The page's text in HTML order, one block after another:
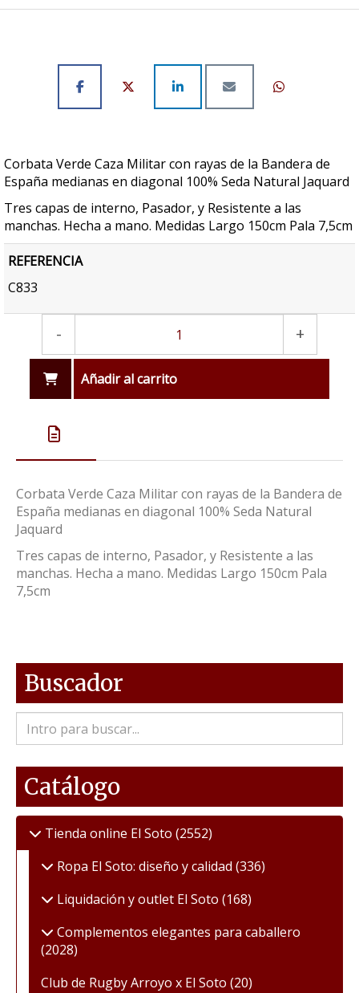
Corbata Verde Caza Militar con rayas de la Bandera de
España medianas en diagonal 100% Seda Natural Jaquard
Tres capas de interno, Pasador, y Resistente a las
manchas. Hecha a mano. Medidas Largo 150cm Pala 7,5cm
REFERENCIA
C833
- +
Añadir al carrito
Corbata Verde Caza Militar con rayas de la Bandera de
España medianas en diagonal 100% Seda Natural
Jaquard
Tres capas de interno, Pasador, y Resistente a las
manchas. Hecha a mano. Medidas Largo 150cm Pala
7,5cm
Buscador
Catálogo
Tienda online El Soto (2552)
Ropa El Soto: diseño y calidad (336)
Liquidación y outlet El Soto (168)
Complementos elegantes para caballero
(2028)
Club de Rugby Arroyo x El Soto (20)